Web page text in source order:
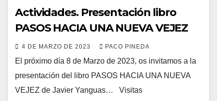
Actividades. Presentación libro
PASOS HACIA UNA NUEVA VEJEZ
4 DE MARZO DE 2023 PACO PINEDA
El próximo día 8 de Marzo de 2023, os invitamos a la
presentación del libro PASOS HACIA UNA NUEVA
VEJEZ de Javier Yanguas… Visitas